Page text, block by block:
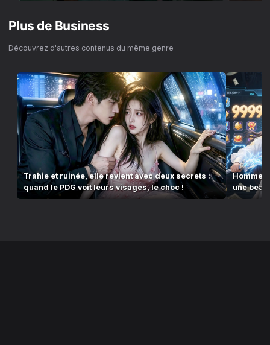
Plus de Business
Découvrez d'autres contenus du même genre
Trahie et ruinée, elle revient avec deux secrets :
quand le PDG voit leurs visages, le choc !
Homme
une
fort.